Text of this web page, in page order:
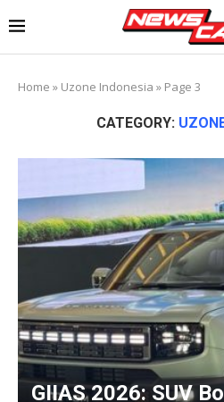
Home » Uzone Indonesia » Page 3
CATEGORY:
GIIAS 2026: SUV